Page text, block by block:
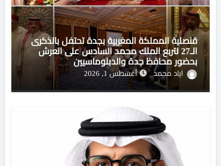
قنصلية المملكة المغربية بجدة تحتفل بالذكرى
الـ27 لتربع الملك محمد السادس على العرش
بحضور محافظ جدة والدبلوماسيين
اياد محمد أغسطس 1, 2026